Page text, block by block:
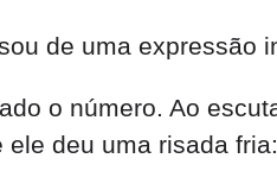
de uma expressão
o número. Ao
deu uma risada